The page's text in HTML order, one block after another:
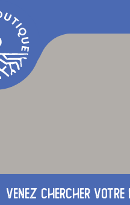
Venez chercher votre